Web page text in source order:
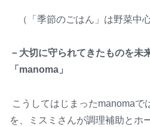
（「季節のごはん」は野菜中
－大切に守られてきたものを未
「manoma」
こうしてはじまったmanomaで
を、ミスミさんが調理補助とホ